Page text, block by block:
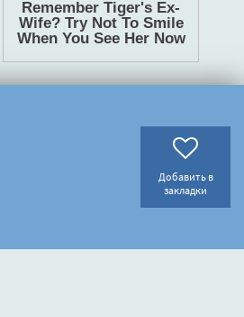
Добавить в
закладки